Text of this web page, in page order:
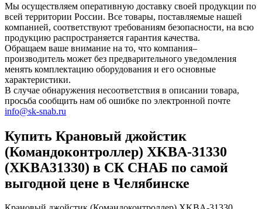
Мы осуществляем оперативную доставку своей продукции по
всей территории России. Все товары, поставляемые нашей
компанией, соответствуют требованиям безопасности, на всю
продукцию распространяется гарантия качества.
Обращаем ваше внимание на то, что компания–
производитель может без предварительного уведомления
менять комплектацию оборудования и его основные
характеристики.
В случае обнаружения несоответствия в описании товара,
просьба сообщить нам об ошибке по электронной почте
info@sk-snab.ru
Купить Крановый джойстик
(Командоконтроллер) XKBA-31330
(XKBA31330) в СК СНАБ по самой
выгодной цене в Челябинске